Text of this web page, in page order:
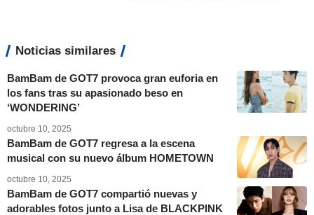
Noticias similares
BamBam de GOT7 provoca gran euforia en
los fans tras su apasionado beso en
‘WONDERING’
octubre 10, 2025
BamBam de GOT7 regresa a la escena
musical con su nuevo álbum HOMETOWN
octubre 10, 2025
BamBam de GOT7 compartió nuevas y
adorables fotos junto a Lisa de BLACKPINK